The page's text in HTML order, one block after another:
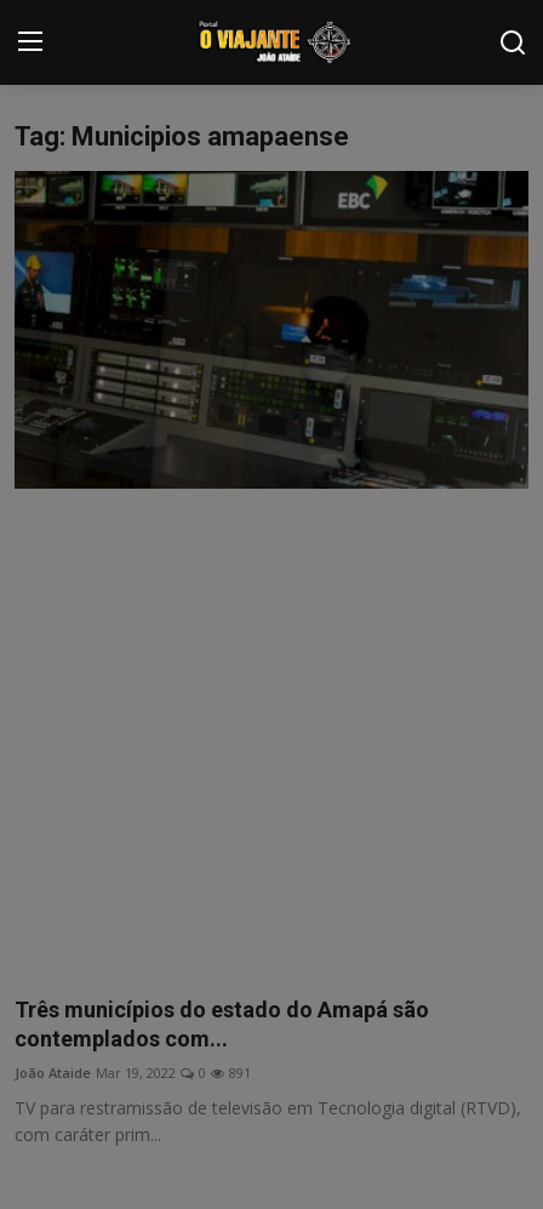
Login Registrar
Home
Contato
ARTIGOS
NOTÍCIAS
PODCASTS
Tag: Municipios amapaense
Três municípios do estado do Amapá são
contemplados com...
João Ataide Mar 19, 2022 0 891
TV para restramissão de televisão em Tecnologia digital (RTVD),
com caráter prim...